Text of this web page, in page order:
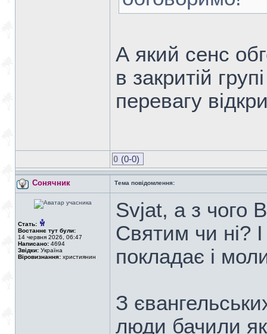
А який сенс
в закритій
перевагу
0 (0-0)
Сонячник Тема повідомлення:
Стать:
Востаннє тут були:
14 червня 2026, 06:47
Написано: 4694
Звідки: Україна
Віровизнання: християнин
Svjat, а з чого
Святим чи ні?
покладає і
З
люди бачили